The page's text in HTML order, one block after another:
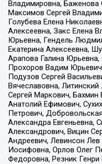
Владимировна, Баженова
Максимов Сергей
Голубева Елена
Алексеевна, Закс Елена
Юрьевна, Гендель
Екатерина Алексеевна,
Арапова Галина
Прохоров Вадим
Подузов Сергей
Вячеславовна,
Сергей Маркович,
Анатолий Ефимович,
Петрович,
Александра Евгеньевна,
Александрович, Вицин
Андреевич, Левинсон
Иосифовна, Орлов Олег
Федоровна, Резник